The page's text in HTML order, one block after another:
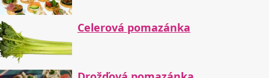
Celerová pomazánka